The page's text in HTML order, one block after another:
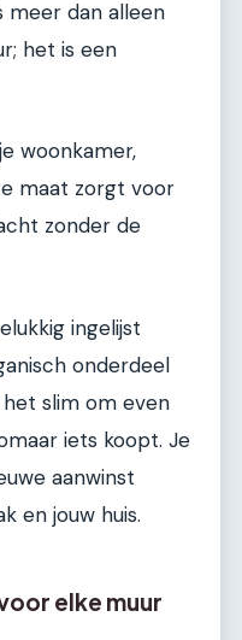
meer dan alleen
het is een
woonkamer,
maat zorgt voor
zonder de
ingelijst
onderdeel
het slim om even
iets koopt. Je
aanwinst
en jouw huis.
elke muur